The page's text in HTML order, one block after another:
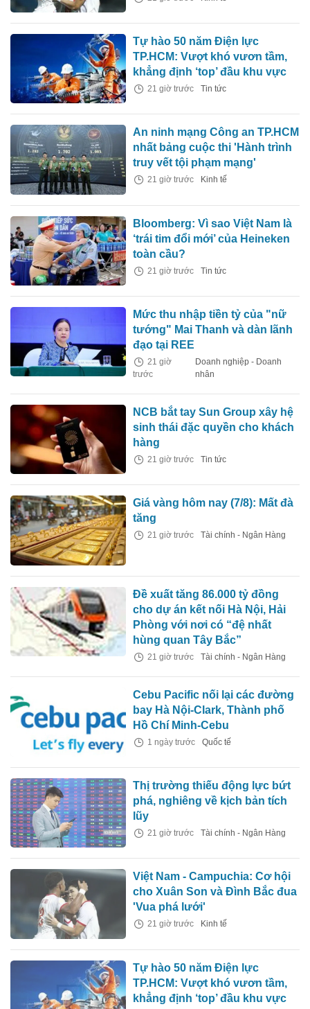
Tự hào 50 năm Điện lực
TP.HCM: Vượt khó vươn tầm,
khẳng định ‘top’ đầu khu vực
21 giờ trước Tin tức
An ninh mạng Công an TP.HCM
nhất bảng cuộc thi 'Hành trình
truy vết tội phạm mạng'
21 giờ trước Kinh tế
Bloomberg: Vì sao Việt Nam là
‘trái tim đổi mới’ của Heineken
toàn cầu?
21 giờ trước Tin tức
Mức thu nhập tiền tỷ của "nữ
tướng" Mai Thanh và dàn lãnh
đạo tại REE
21 giờ
trước
Doanh nghiệp - Doanh
nhân
NCB bắt tay Sun Group xây hệ
sinh thái đặc quyền cho khách
hàng
21 giờ trước Tin tức
Giá vàng hôm nay (7/8): Mất đà
tăng
21 giờ trước Tài chính - Ngân Hàng
Đề xuất tăng 86.000 tỷ đồng
cho dự án kết nối Hà Nội, Hải
Phòng với nơi có “đệ nhất
hùng quan Tây Bắc”
21 giờ trước Tài chính - Ngân Hàng
Cebu Pacific nối lại các đường
bay Hà Nội-Clark, Thành phố
Hồ Chí Minh-Cebu
1 ngày trước Quốc tế
Thị trường thiếu động lực bứt
phá, nghiêng về kịch bản tích
lũy
21 giờ trước Tài chính - Ngân Hàng
Việt Nam - Campuchia: Cơ hội
cho Xuân Son và Đình Bắc đua
'Vua phá lưới'
21 giờ trước Kinh tế
Tự hào 50 năm Điện lực
TP.HCM: Vượt khó vươn tầm,
khẳng định ‘top’ đầu khu vực